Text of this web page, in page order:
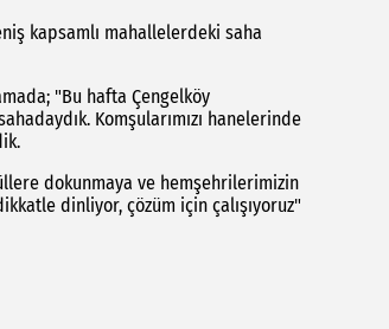
kapsamlı mahallelerdeki saha
"Bu hafta Çengelköy
Komşularımızı hanelerinde
dokunmaya ve hemşehrilerimizin
dinliyor, çözüm için çalışıyoruz"